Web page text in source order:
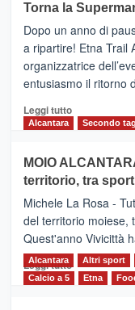
BROOKS
dell’Etna,
presentata
2026
Torna la
Dopo un anno di
a ripartire! Etna Trail
organizzatrice
entusiasmo il ritorno
Leggi tuttoLeggi
Torna
la
dell’Etna
Alcantara Secondo
MOIO
territorio, tra
Michele La Rosa -
del territorio moiese,
Quest'anno Vivicittà
Leggi tutto Leggi
Alcantara Altri sport
Calcio a 5
Etna